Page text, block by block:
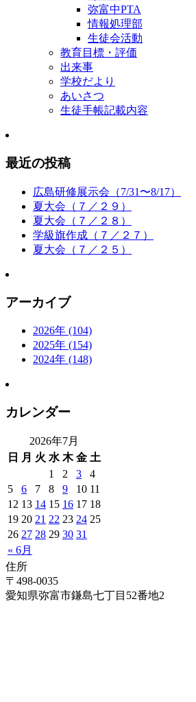
弥富中PTA
情報処理部
生徒会活動
教育目標・評価
出来事
学校だより
あいさつ
生徒手帳記載内容
最近の投稿
広島研修展示会（7/31〜8/17）
夏大会（７／２９）
夏大会（７／２８）
学級旗作成（７／２７）
夏大会（７／２５）
アーカイブ
2026年 (104)
2025年 (154)
2024年 (148)
カレンダー
2026年7月
日
月 火 水 木 金 土
« 6月
1 2 3
4
5
6 7 8 9 10 11
12 13 14 15 16 17 18
19 20 21 22 23 24 25
26 27 28 29 30 31
住所
〒498-0035
愛知県弥富市鎌島七丁目52番地2